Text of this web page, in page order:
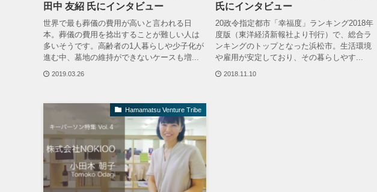
田中 友紹 氏にインタビュー
世界で最も葬儀の費用が高いと言われる日
本。葬儀の費用を捻出することが難しい人は
多いそうです。高齢者の1人暮らしや少子化が
進む中、墓地の維持ができないケースも増...
2019.03.26
氏にインタビュー
20政令指定都市「幸福度」ランキング2018年
度版（東洋経済新報社より刊行）で、総合ラ
ンキングのトップとなった浜松市。生活環境
や雇用が安定しており、その暮らしやす...
2018.11.10
Hamamatsu Venture Tribe